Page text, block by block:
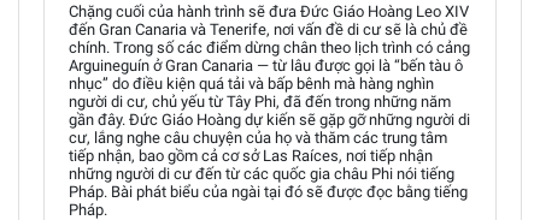
Chặng cuối của hành trình sẽ đưa Đức Giáo Hoàng Leo XIV
đến Gran Canaria và Tenerife, nơi vấn đề di cư sẽ là chủ đề
chính. Trong số các điểm dừng chân theo lịch trình có cảng
Arguineguín ở Gran Canaria — từ lâu được gọi là “bến tàu ô
nhục” do điều kiện quá tải và bấp bênh mà hàng nghìn
người di cư, chủ yếu từ Tây Phi, đã đến trong những năm
gần đây. Đức Giáo Hoàng dự kiến sẽ gặp gỡ những người di
cư, lắng nghe câu chuyện của họ và thăm các trung tâm
tiếp nhận, bao gồm cả cơ sở Las Raíces, nơi tiếp nhận
những người di cư đến từ các quốc gia châu Phi nói tiếng
Pháp. Bài phát biểu của ngài tại đó sẽ được đọc bằng tiếng
Pháp.